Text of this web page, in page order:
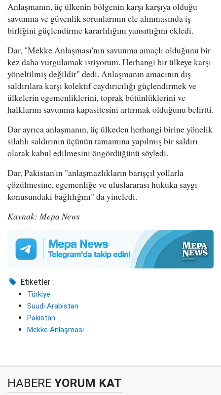
Anlaşmanın, üç ülkenin bölgenin karşı karşıya olduğu
savunma ve güvenlik sorunlarının ele alınmasında iş
birliğini güçlendirme kararlılığını yansıttığını ekledi.
Dar, "Mekke Anlaşması'nın savunma amaçlı olduğunu bir
kez daha vurgulamak istiyorum. Herhangi bir ülkeye karşı
yöneltilmiş değildir" dedi. Anlaşmanın amacının dış
saldırılara karşı kolektif caydırıcılığı güçlendirmek ve
ülkelerin egemenliklerini, toprak bütünlüklerini ve
halklarını savunma kapasitesini artırmak olduğunu belirtti.
Dar ayrıca anlaşmanın, üç ülkeden herhangi birine yönelik
silahlı saldırının üçünün tamamına yapılmış bir saldırı
olarak kabul edilmesini öngördüğünü söyledi.
Dar, Pakistan'ın "anlaşmazlıkların barışçıl yollarla
çözülmesine, egemenliğe ve uluslararası hukuka saygı
konusundaki bağlılığını" da yineledi.
Kaynak: Mepa News
Etiketler :
Türkiye
Suudi Arabistan
Pakistan
Mekke Anlaşması
HABERE YORUM KAT